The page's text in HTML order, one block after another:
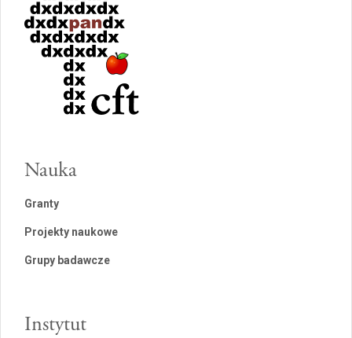
Nauka
Granty
Projekty naukowe
Grupy badawcze
Instytut